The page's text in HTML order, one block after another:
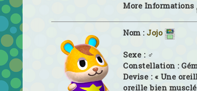
More Informations
Nom :Jojo
Sexe : ♂
Constellation :
Devise : « Une
oreille bien